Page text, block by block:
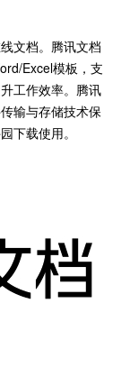
文档。腾讯文档
Excel模板，支
工作效率。腾讯
输与存储技术保
下载使用。